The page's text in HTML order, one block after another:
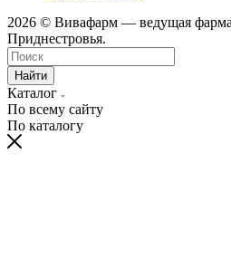
2026 © Вивафарм — ведущая
Приднестровья.
Найти
Каталог
По всему сайту
По каталогу